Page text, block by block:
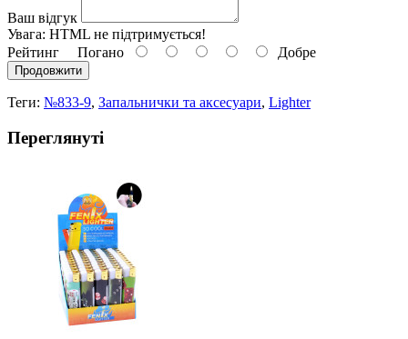
Ваш відгук
Увага: HTML не підтримується!
Рейтинг Погано Добре
Продовжити
Теги: №833-9, Запальнички та аксесуари, Lighter
Переглянуті